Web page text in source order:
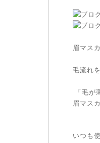
眉マス
毛流れ
「毛が
眉マス
いつも